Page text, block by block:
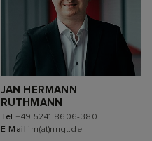
JAN HERMANN
RUTHMANN
Tel +49 5241 8606-380
E-Mail jrn(at)nngt.de